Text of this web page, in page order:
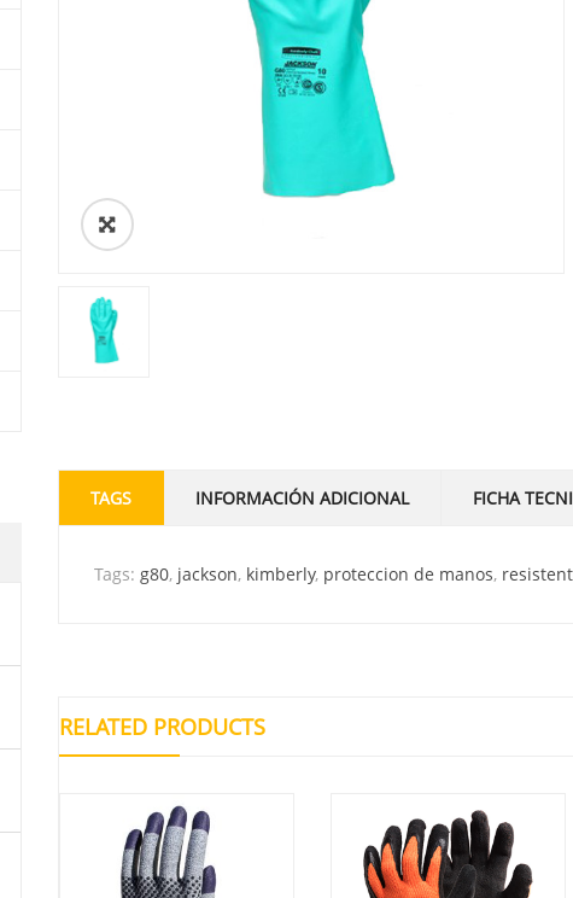
TAGS INFORMACIÓN ADICIONAL FICHA
Tags: g80, jackson, kimberly, proteccion de manos,
RELATED PRODUCTS